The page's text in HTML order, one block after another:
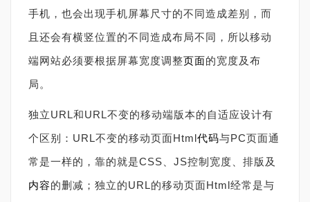
手机，也会出现手机屏幕尺寸的不同造成差别，而
且还会有横竖位置的不同造成布局不同，所以移动
端网站必须要根据屏幕宽度调整页面的宽度及布
局。
独立URL和URL不变的移动端版本的自适应设计有
个区别：URL不变的移动页面Html代码与PC页面通
常是一样的，靠的就是CSS、JS控制宽度、排版及
内容的删减；独立的URL的移动页面Html经常是与